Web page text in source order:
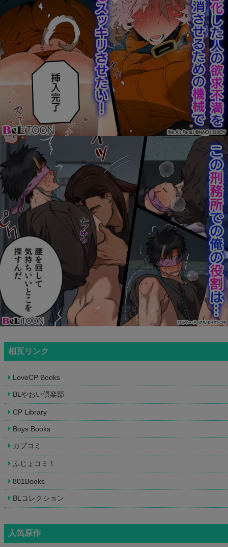
相互リンク
LoveCP Books
BLやおい倶楽部
CP Library
Boys Books
カプコミ
ふじょコミ！
801Books
BLコレクション
人気原作